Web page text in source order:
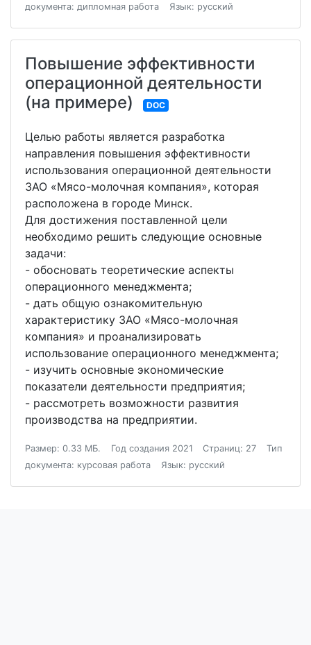
документа: дипломная работа
Язык: русский
Повышение эффективности
операционной деятельности
(на примере)
DOC
Целью работы является разработка
направления повышения эффективности
использования операционной деятельности
ЗАО «Мясо-молочная компания», которая
расположена в городе Минск.
Для достижения поставленной цели
необходимо решить следующие основные
задачи:
- обосновать теоретические аспекты
операционного менеджмента;
- дать общую ознакомительную
характеристику ЗАО «Мясо-молочная
компания» и проанализировать
использование операционного менеджмента;
- изучить основные экономические
показатели деятельности предприятия;
- рассмотреть возможности развития
производства на предприятии.
Размер: 0.33 МБ. Год создания 2021 Страниц: 27
Тип
документа: курсовая работа
Язык: русский